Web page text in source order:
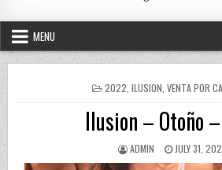
MENU
POSTED IN
2022, ILUSION, VENTA POR
Ilusion – Otoño
AUTHOR:
ADMIN PUBLISHED
JULY 31,